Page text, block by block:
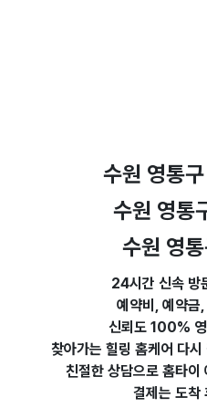
수원 영통
수원 영통
수원 영통
24시간 신속 방
예약비, 예약금
신뢰도 100%
찾아가는 힐링 홈케어 다시
친절한 상담으로 홈타
결제는 도착